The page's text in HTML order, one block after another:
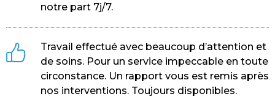
notre part 7j/7.
Travail effectué avec beaucoup d’attention et
de soins. Pour un service impeccable en toute
circonstance. Un rapport vous est remis après
nos interventions. Toujours disponibles.